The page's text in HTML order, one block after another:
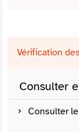
Vérification
Consulter
Consulter